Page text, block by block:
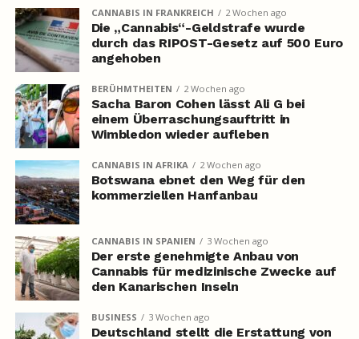
CANNABIS IN FRANKREICH 2 Wochen ago
Die „Cannabis“-Geldstrafe wurde
durch das RIPOST-Gesetz auf 500 Euro
angehoben
BERÜHMTHEITEN 2 Wochen ago
Sacha Baron Cohen lässt Ali G bei
einem Überraschungsauftritt in
Wimbledon wieder aufleben
CANNABIS IN AFRIKA 2 Wochen ago
Botswana ebnet den Weg für den
kommerziellen Hanfanbau
CANNABIS IN SPANIEN 3 Wochen ago
Der erste genehmigte Anbau von
Cannabis für medizinische Zwecke auf
den Kanarischen Inseln
BUSINESS 3 Wochen ago
Deutschland stellt die Erstattung von